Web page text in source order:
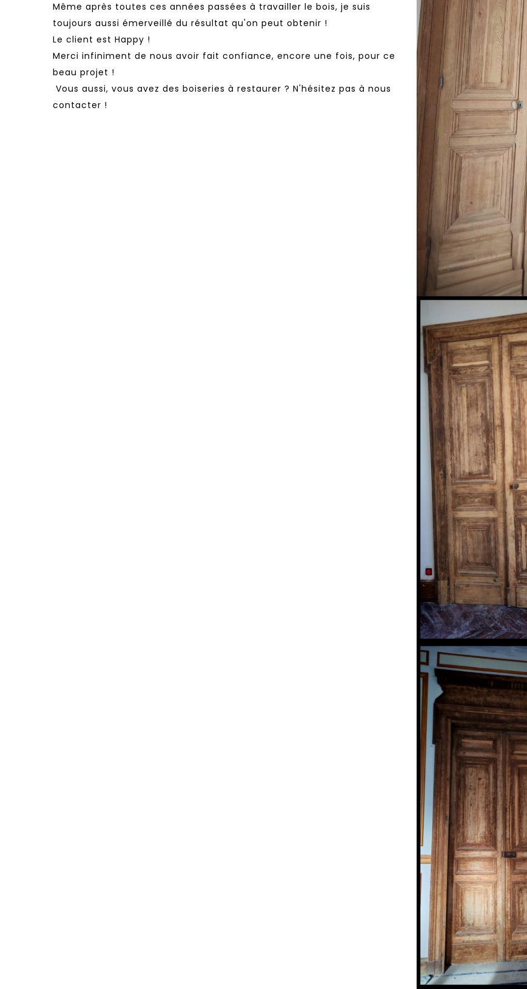
Même après toutes ces années passées à travailler le bois, je suis
toujours aussi émerveillé du résultat qu'on peut obtenir !
Le client est Happy !
​Merci infiniment de nous avoir fait confiance, encore une fois, pour ce
beau projet !
​ Vous aussi, vous avez des boiseries à restaurer ? N'hésitez pas à nous
contacter !